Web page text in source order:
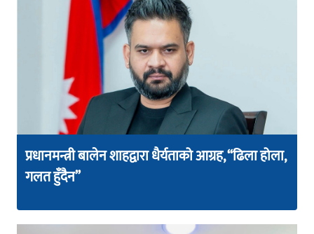
प्रधानमन्त्री बालेन शाहद्वारा धैर्यताको आग्रह, “ढिला होला,
गलत हुँदैन”